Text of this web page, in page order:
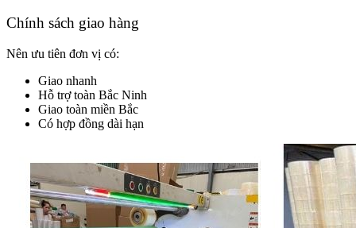
Chính sách giao hàng
Nên ưu tiên đơn vị có:
Giao nhanh
Hỗ trợ toàn Bắc Ninh
Giao toàn miền Bắc
Có hợp đồng dài hạn